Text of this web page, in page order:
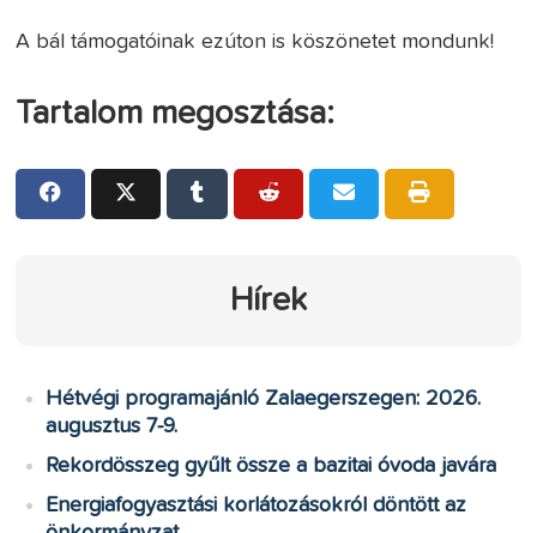
A bál támogatóinak ezúton is köszönetet mondunk!
Tartalom megosztása:
Hírek
Hétvégi programajánló Zalaegerszegen: 2026.
augusztus 7-9.
Rekordösszeg gyűlt össze a bazitai óvoda javára
Energiafogyasztási korlátozásokról döntött az